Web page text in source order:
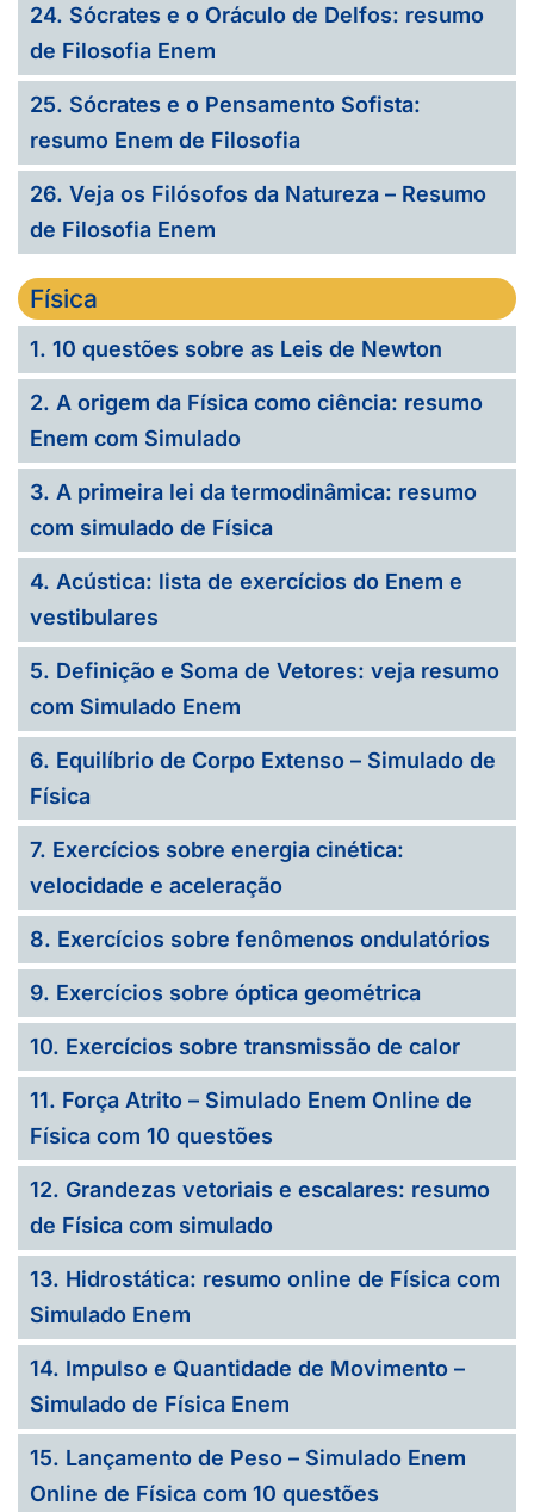
24. Sócrates e o Oráculo de Delfos: resumo
de Filosofia Enem
25. Sócrates e o Pensamento Sofista:
resumo Enem de Filosofia
26. Veja os Filósofos da Natureza – Resumo
de Filosofia Enem
Física
1. 10 questões sobre as Leis de Newton
2. A origem da Física como ciência: resumo
Enem com Simulado
3. A primeira lei da termodinâmica: resumo
com simulado de Física
4. Acústica: lista de exercícios do Enem e
vestibulares
5. Definição e Soma de Vetores: veja resumo
com Simulado Enem
6. Equilíbrio de Corpo Extenso – Simulado de
Física
7. Exercícios sobre energia cinética:
velocidade e aceleração
8. Exercícios sobre fenômenos ondulatórios
9. Exercícios sobre óptica geométrica
10. Exercícios sobre transmissão de calor
11. Força Atrito – Simulado Enem Online de
Física com 10 questões
12. Grandezas vetoriais e escalares: resumo
de Física com simulado
13. Hidrostática: resumo online de Física com
Simulado Enem
14. Impulso e Quantidade de Movimento –
Simulado de Física Enem
15. Lançamento de Peso – Simulado Enem
Online de Física com 10 questões